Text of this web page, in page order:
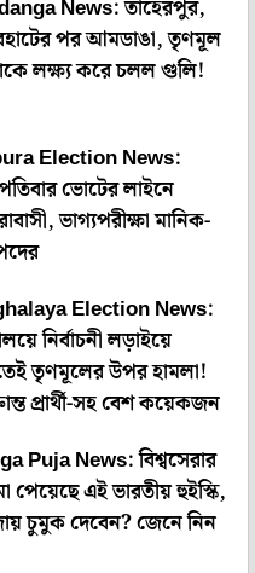
নতুন সঙ্গী
News: তাহেরপুর,
পর আমডাঙা, তৃণমূল
লক্ষ্য করে চলল গুলি!
Election News:
ভোটের লাইনে
ভাগ্যপরীক্ষা মানিক-
Election News:
নির্বাচনী লড়াইয়ে
তৃণমূলের উপর হামলা!
প্রার্থী-সহ বেশ কয়েকজন
Puja News: বিশ্বসেরার
পেয়েছে এই ভারতীয় হুইস্কি,
চুমুক দেবেন? জেনে নিন